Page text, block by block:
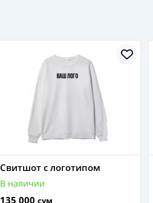
Свитшот с логотипом
В наличии
135 000 сум